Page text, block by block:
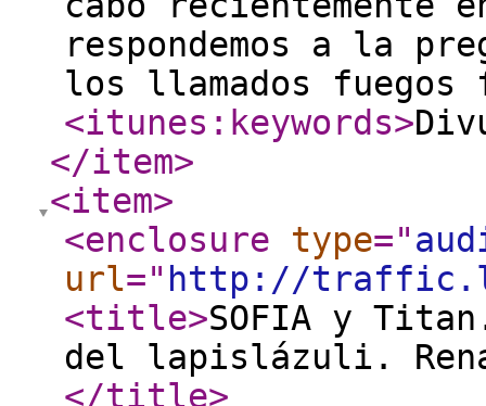
respondemos a la
los llamados fuegos
<itunes:keywords>
</item>
<item>
<enclosure
type="
url=" http://
<title>SOFIA y
del lapislázuli.
</title>